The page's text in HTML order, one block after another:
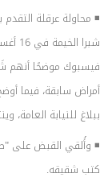
◾ محاولة عرقلة
فيسبوك موضحًا أنهم
أمراض سابقة، فيما
ببلاغ للنيابة
◾ وأُلقي القبض على
كتب شقيقه.